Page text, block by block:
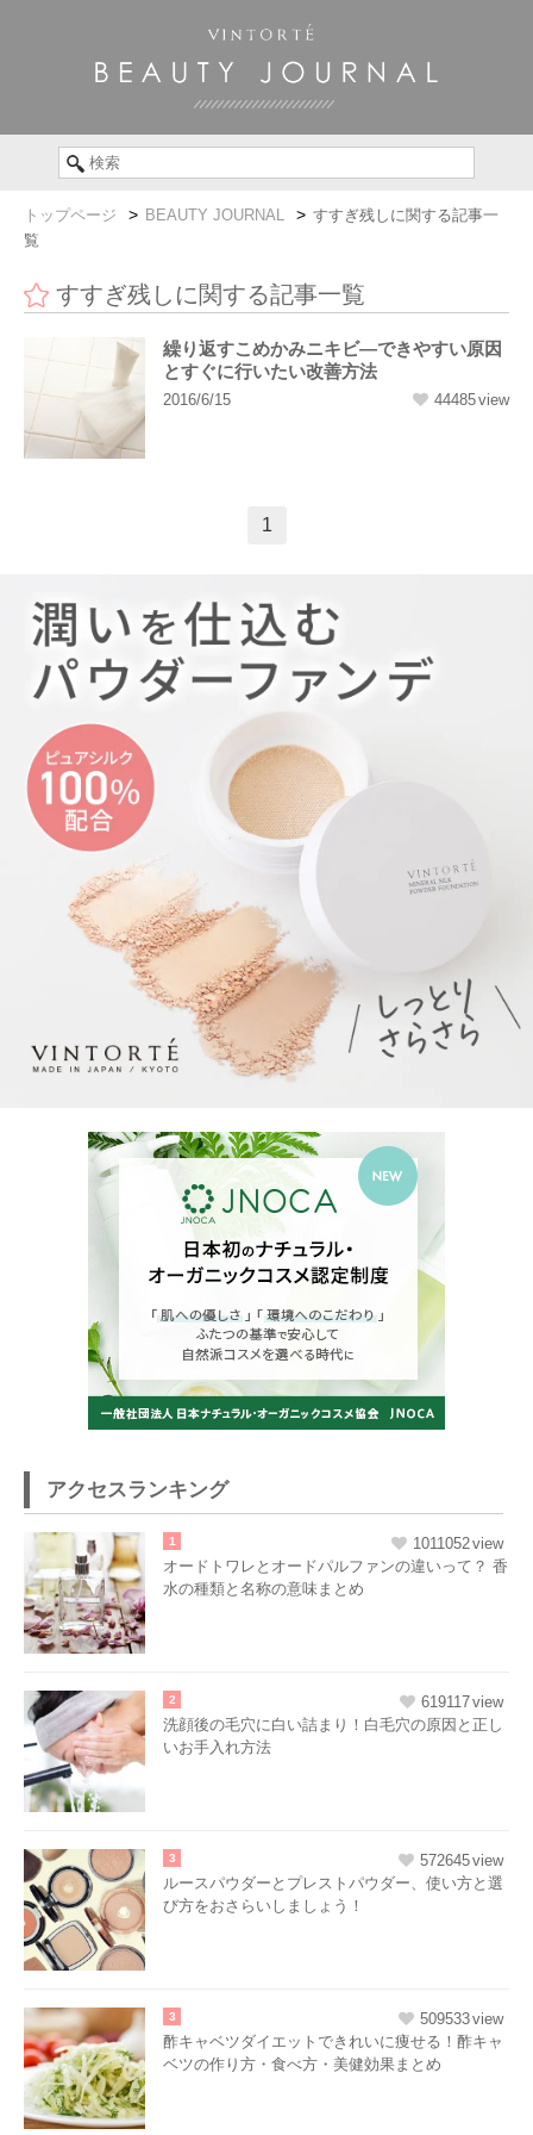
トップページ BEAUTY JOURNAL
すすぎ残しに関する記事一
覧
すすぎ残しに関する記事一覧
繰り返すこめかみニキビ―できやすい原因
とすぐに行いたい改善方法
2016/6/15 44485
1
アクセスランキング
1
1011052
オードトワレとオードパルファンの違いって？ 香
水の種類と名称の意味まとめ
2
619117
洗顔後の毛穴に白い詰まり！白毛穴の原因と正し
いお手入れ方法
3
572645
ルースパウダーとプレストパウダー、使い方と選
び方をおさらいしましょう！
3
509533
酢キャベツダイエットできれいに痩せる！酢キャ
ベツの作り方・食べ方・美健効果まとめ